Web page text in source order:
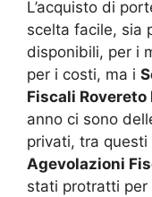
L’acquisto di
scelta facile, sia
disponibili, per i
per i costi, ma i
Fiscali Rovereto
anno ci sono
privati, tra questi
Agevolazioni
stati protratti per